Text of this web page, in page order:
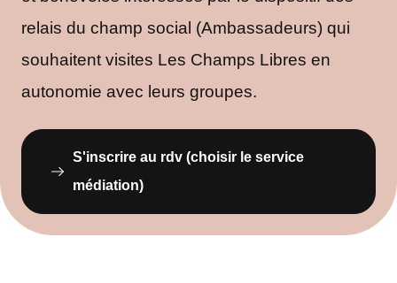
relais du champ social (Ambassadeurs) qui
souhaitent visites Les Champs Libres en
autonomie avec leurs groupes.
S'inscrire au rdv (choisir le service
médiation)